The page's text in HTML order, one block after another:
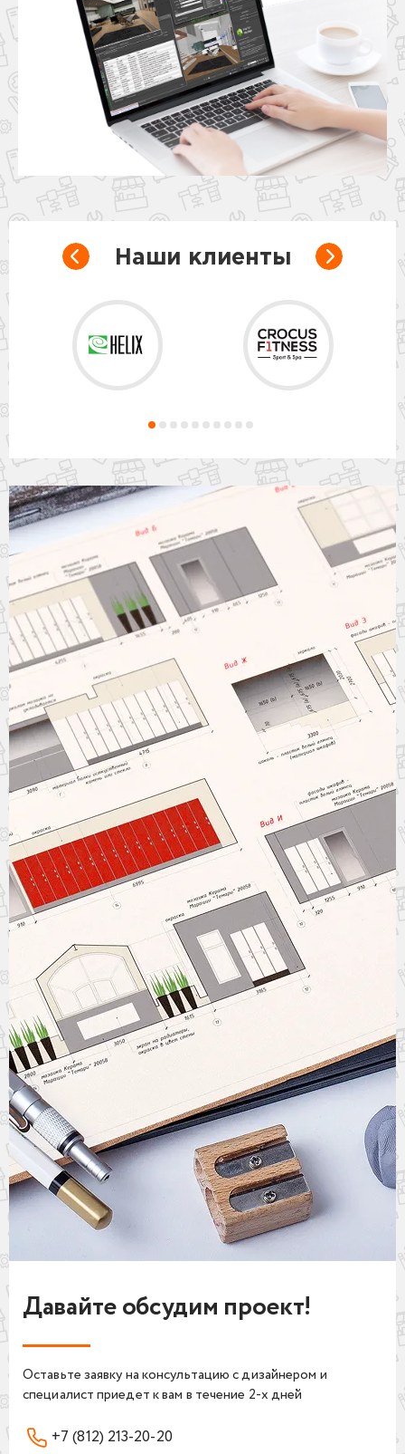
Наши клиенты
Давайте обсудим проект!
Оставьте заявку на консультацию с дизайнером и
специалист приедет к вам в течение 2-х дней
+7 (812) 213-20-20